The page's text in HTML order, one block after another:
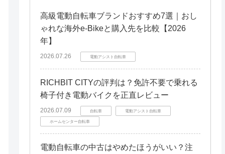
高級電動自転車ブランドおすすめ7選｜おし
ゃれな海外e-Bikeと購入先を比較【2026
年】
2026.07.26 電動アシスト自転車
RICHBIT CITYの評判は？免許不要で乗れる
椅子付き電動バイクを正直レビュー
2026.07.09 自転車 電動アシスト自転車
ホームセンター自転車
電動自転車の中古はやめたほうがいい？注